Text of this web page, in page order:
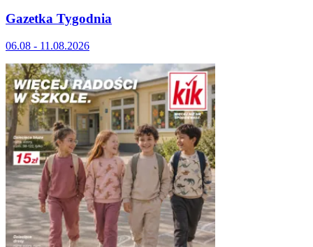
Gazetka Tygodnia
06.08 - 11.08.2026